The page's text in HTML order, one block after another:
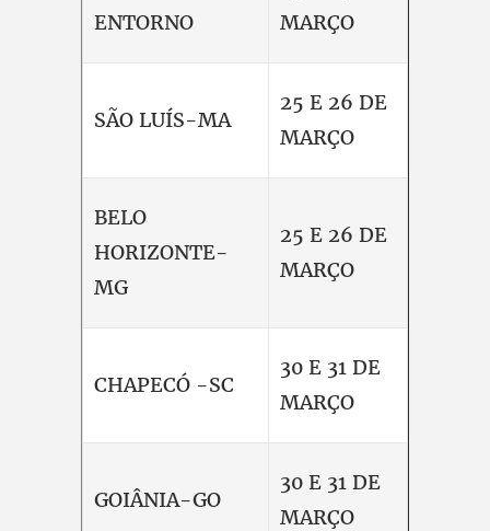
ENTORNO
MARÇO
SÃO LUÍS-MA
25 E 26 DE
MARÇO
BELO
HORIZONTE-
MG
25 E 26 DE
MARÇO
CHAPECÓ -SC
30 E 31 DE
MARÇO
GOIÂNIA-GO
30 E 31 DE
MARÇO